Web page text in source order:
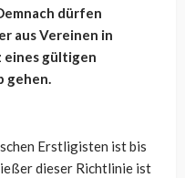
dürfen
aus Vereinen in
eines gültigen
gehen.
Erstligisten ist bis
dieser Richtlinie ist